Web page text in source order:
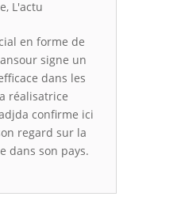
, L'actu
en forme de
signe un
dans les
réalisatrice
confirme ici
regard sur la
dans son pays.